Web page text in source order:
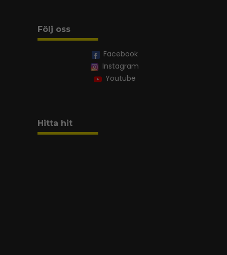
Följ oss
Facebook
Instagram
Youtube
Hitta hit